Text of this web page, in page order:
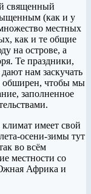
священный
(как и у
местных
как и те общие
на острове, а
Те праздники,
нам заскучать
обширен, чтобы мы
заполненное
имеет свой
осени-зимы тут
во всём
местности со
Африка и